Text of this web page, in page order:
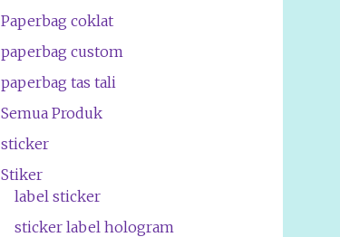
Paperbag coklat
paperbag custom
paperbag tas tali
Semua Produk
sticker
Stiker
label sticker
sticker label hologram